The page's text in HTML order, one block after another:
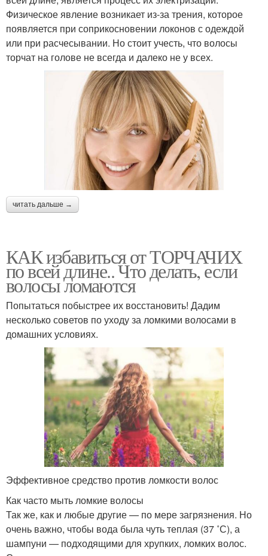
Физическое явление возникает из-за трения, которое
появляется при соприкосновении локонов с одеждой
или при расчесывании. Но стоит учесть, что волосы
торчат на голове не всегда и далеко не у всех.
читать дальше →
КАК избавиться от ТОРЧАЧИХ
по всей длине.. Что делать, если
волосы ломаются
Попытаться побыстрее их восстановить! Дадим
несколько советов по уходу за ломкими волосами в
домашних условиях.
Эффективное средство против ломкости волос
Как часто мыть ломкие волосы
Так же, как и любые другие — по мере загрязнения. Но
очень важно, чтобы вода была чуть теплая (37 ˚С), а
шампуни — подходящими для хрупких, ломких волос.